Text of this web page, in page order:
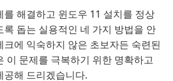
를 해결하고 윈도우 11 설치를 정상
록 돕는 실용적인 네 가지 방법을 안
에 익숙하지 않은 초보자든 숙련된
이 문제를 극복하기 위한 명확하고
공해 드리겠습니다.